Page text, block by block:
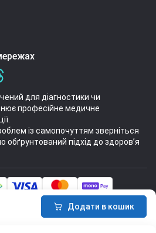
Додати в кошик
для діагностики чи
професійне медичне
із самопочуттям зверніться
обґрунтований підхід до здоров’я
товарів Sport Stuff 2014 - 2026 © Всі права